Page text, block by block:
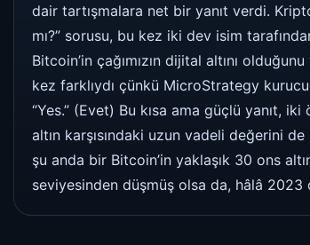
dair tartışmalara net bir yanıt verdi.
mı?” sorusu, bu kez iki dev isim
Bitcoin’in çağımızın dijital altını
kez farklıydı çünkü MicroStrategy
“Yes.” (Evet) Bu kısa ama güçlü yanıt,
altın karşısındaki uzun vadeli değerini
şu anda bir Bitcoin’in yaklaşık 30 ons
seviyesinden düşmüş olsa da, hâlâ 2023